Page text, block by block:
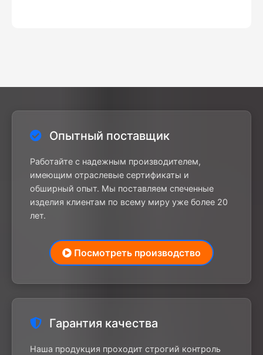
Опытный поставщик
Работайте с надежным производителем,
имеющим отраслевые сертификаты и
обширный опыт. Мы поставляем спеченные
изделия клиентам по всему миру уже более 20
лет.
Посмотреть производство
Гарантия качества
Наша продукция проходит строгий контроль